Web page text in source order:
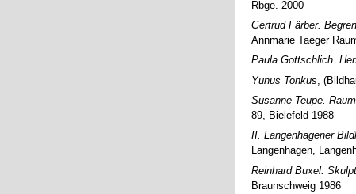
Rbge. 2000
Gertrud Färber.
Annmarie Taeger
Paula Gottschlich.
Yunus Tonkus ,
Susanne Teupe.
89, Bielefeld 1988
II. Langenhagener
Langenhagen,
Reinhard Buxel.
Braunschweig 1986